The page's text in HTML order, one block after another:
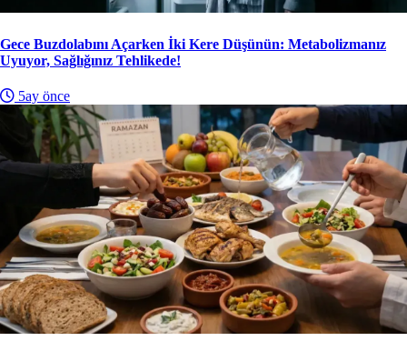
Gece Buzdolabını Açarken İki Kere Düşünün: Metabolizmanız
Uyuyor, Sağlığınız Tehlikede!
5ay önce